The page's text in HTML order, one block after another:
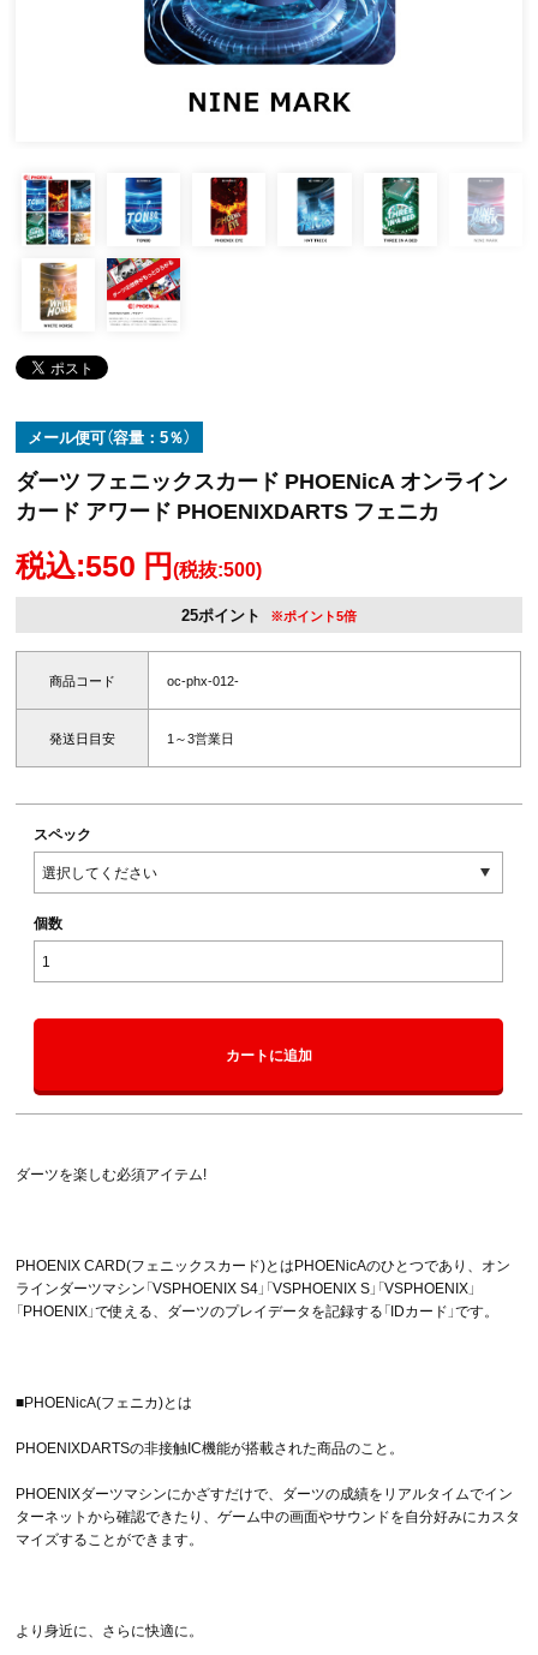
メール便可（容量：5％）
ダーツ フェニックスカード PHOENicA オンライン
カード アワード PHOENIXDARTS フェニカ
税込:550 円(税抜:500)
25ポイント ※ポイント5倍
商品コード oc-phx-012-
発送日目安 1～3営業日
スペック
個数
カートに追加
ダーツを楽しむ必須アイテム!
PHOENIX CARD(フェニックスカード)とはPHOENicAのひとつであり、オン
ラインダーツマシン「VSPHOENIX S4」「VSPHOENIX S」「VSPHOENIX」
「PHOENIX」で使える、ダーツのプレイデータを記録する「IDカード」です。
■PHOENicA(フェニカ)とは
PHOENIXDARTSの非接触IC機能が搭載された商品のこと。
PHOENIXダーツマシンにかざすだけで、ダーツの成績をリアルタイムでイン
ターネットから確認できたり、ゲーム中の画面やサウンドを自分好みにカスタ
マイズすることができます。
より身近に、さらに快適に。